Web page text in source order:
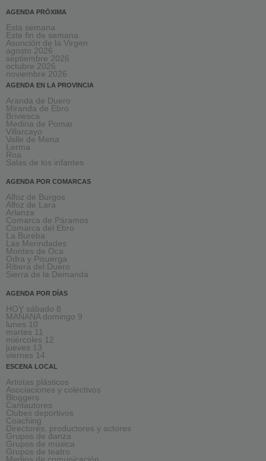
AGENDA PRÓXIMA
Esta semana
Este fin de semana
Asunción de la Virgen
agosto 2026
septiembre 2026
octubre 2026
noviembre 2026
AGENDA EN LA PROVINCIA
Aranda de Duero
Miranda de Ebro
Briviesca
Medina de Pomar
Villarcayo
Valle de Mena
Lerma
Roa
Salas de los infantes
AGENDA POR COMARCAS
Alfoz de Burgos
Alfoz de Lara
Arlanza
Comarca de Páramos
Comarca del Ebro
La Bureba
Las Merindades
Montes de Oca
Odra y Pisuerga
Ribera del Duero
Sierra de la Demanda
AGENDA POR DÍAS
HOY sábado 8
MAÑANA domingo 9
lunes 10
martes 11
miércoles 12
jueves 13
viernes 14
ESCENA LOCAL
Artistas plásticos
Asociaciones y colectivos
Bloggers
Cantautores
Clubes deportivos
Coaching
Directores, productores y actores
Grupos de danza
Grupos de música
Grupos de teatro